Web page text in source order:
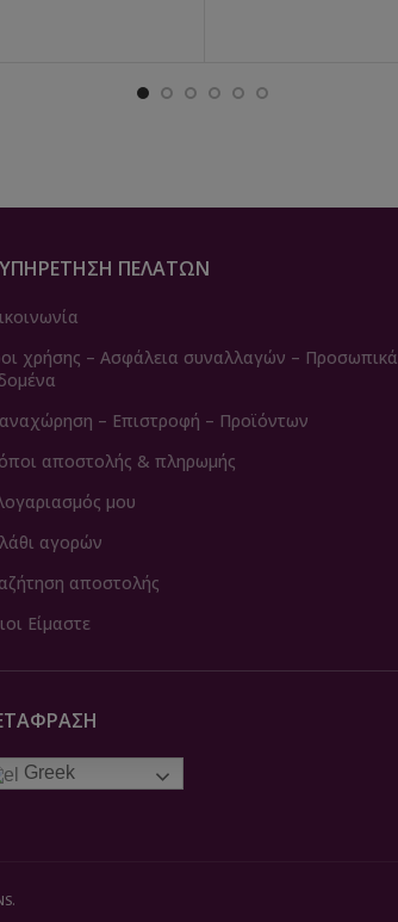
ΠΕΛΑΤΏΝ
χρήσης – Ασφάλεια συναλλαγών – Προσωπικά
– Επιστροφή – Προϊόντων
αποστολής & πληρωμής
μου
αγορών
αποστολής
Είμαστε
Greek